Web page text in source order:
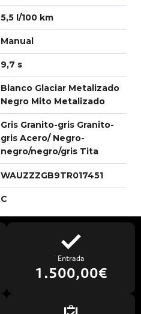
5,5 l/100 km
Manual
9,7 s
Blanco Glaciar Metalizado
Negro Mito Metalizado
Gris Granito-gris Granito-
gris Acero/ Negro-
negro/negro/gris Tita
WAUZZZGB9TR017451
C
Entrada
1.500,00€